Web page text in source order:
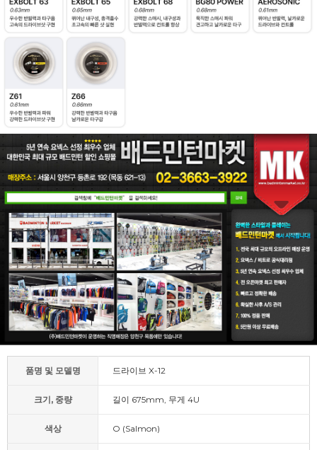
품명 및 모델명 드라이브 X-12
크기, 중량 길이 675mm, 무게 4U
색상 O (Salmon)